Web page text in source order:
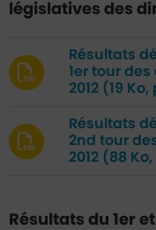
législatives des
Résultats
1er tour
2012 (19 Ko,
Résultats
2nd tour
2012 (88
Résultats du 1er